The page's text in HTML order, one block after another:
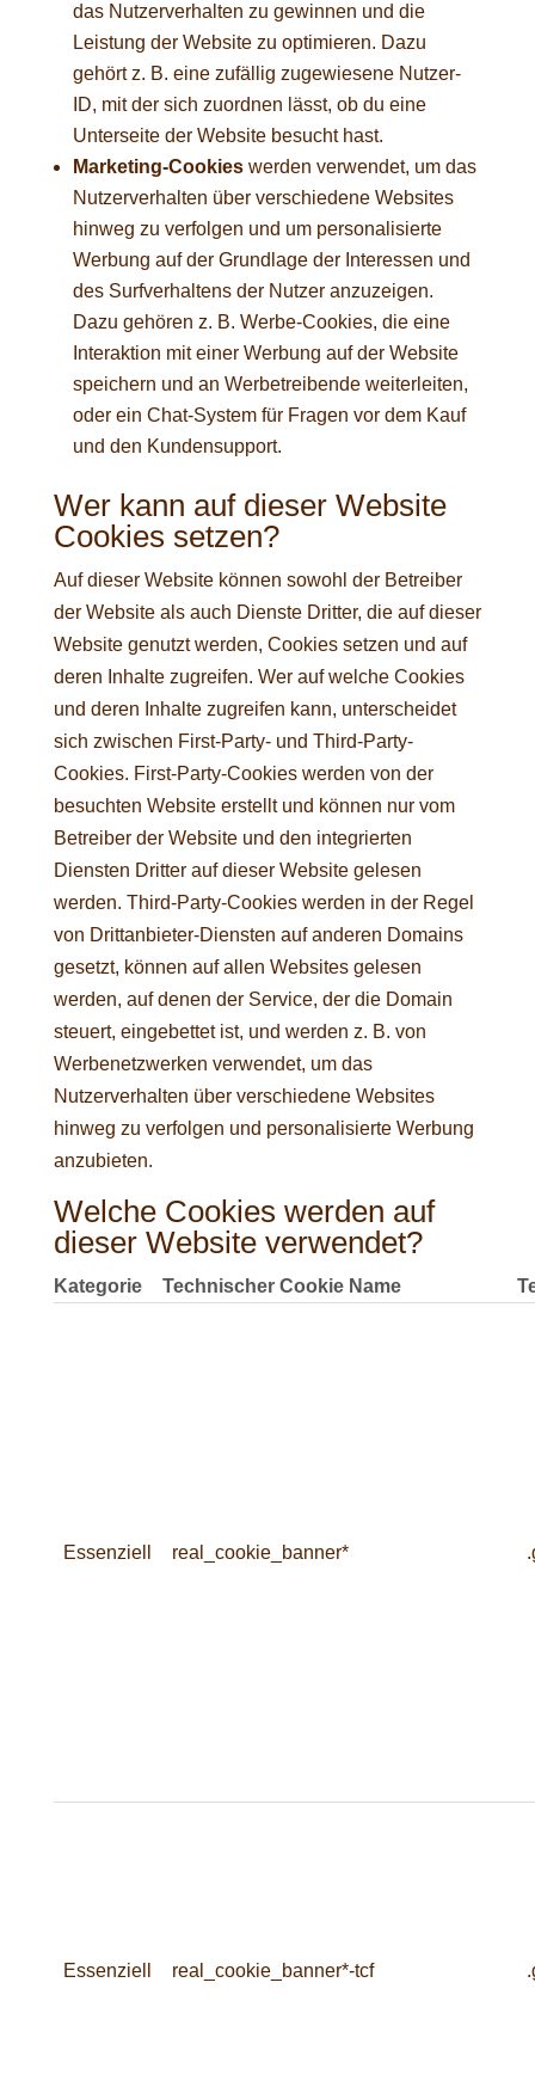
das Nutzerverhalten zu gewinnen und die
Leistung der Website zu optimieren. Dazu
gehört z. B. eine zufällig zugewiesene Nutzer-
ID, mit der sich zuordnen lässt, ob du eine
Unterseite der Website besucht hast.
Marketing-Cookieswerden verwendet, um das
Nutzerverhalten über verschiedene Websites
hinweg zu verfolgen und um personalisierte
Werbung auf der Grundlage der Interessen und
des Surfverhaltens der Nutzer anzuzeigen.
Dazu gehören z. B. Werbe-Cookies, die eine
Interaktion mit einer Werbung auf der Website
speichern und an Werbetreibende weiterleiten,
oder ein Chat-System für Fragen vor dem Kauf
und den Kundensupport.
Wer kann auf dieser Website
Cookies setzen?
Auf dieser Website können sowohl der Betreiber
der Website als auch Dienste Dritter, die auf dieser
Website genutzt werden, Cookies setzen und auf
deren Inhalte zugreifen. Wer auf welche Cookies
und deren Inhalte zugreifen kann, unterscheidet
sich zwischen First-Party- und Third-Party-
Cookies. First-Party-Cookies werden von der
besuchten Website erstellt und können nur vom
Betreiber der Website und den integrierten
Diensten Dritter auf dieser Website gelesen
werden. Third-Party-Cookies werden in der Regel
von Drittanbieter-Diensten auf anderen Domains
gesetzt, können auf allen Websites gelesen
werden, auf denen der Service, der die Domain
steuert, eingebettet ist, und werden z. B. von
Werbenetzwerken verwendet, um das
Nutzerverhalten über verschiedene Websites
hinweg zu verfolgen und personalisierte Werbung
anzubieten.
Welche Cookies werden auf
dieser Website verwendet?
Kategorie Technischer Cookie Name
Essenziell real_cookie_banner*
Essenziell real_cookie_banner*-tcf